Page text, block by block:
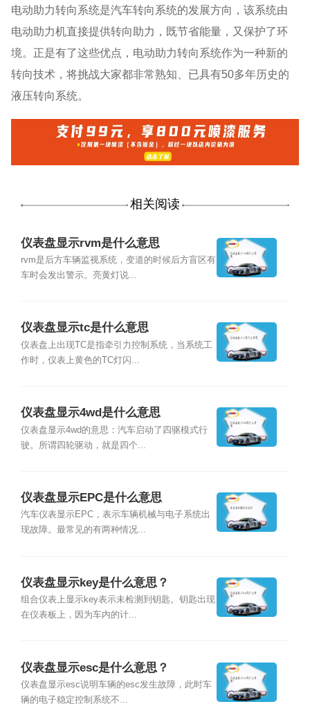
电动助力转向系统是汽车转向系统的发展方向，该系统由
电动助力机直接提供转向助力，既节省能量，又保护了环
境。正是有了这些优点，电动助力转向系统作为一种新的
转向技术，将挑战大家都非常熟知、已具有50多年历史的
液压转向系统。
相关阅读
仪表盘显示rvm是什么意思
rvm是后方车辆监视系统，变道的时候后方盲区有
车时会发出警示。亮黄灯说...
仪表盘显示tc是什么意思
仪表盘上出现TC是指牵引力控制系统，当系统工
作时，仪表上黄色的TC灯闪...
仪表盘显示4wd是什么意思
仪表盘显示4wd的意思：汽车启动了四驱模式行
驶。所谓四轮驱动，就是四个...
仪表盘显示EPC是什么意思
汽车仪表显示EPC，表示车辆机械与电子系统出
现故障。最常见的有两种情况...
仪表盘显示key是什么意思？
组合仪表上显示key表示未检测到钥匙。钥匙出现
在仪表板上，因为车内的计...
仪表盘显示esc是什么意思？
仪表盘显示esc说明车辆的esc发生故障，此时车
辆的电子稳定控制系统不...